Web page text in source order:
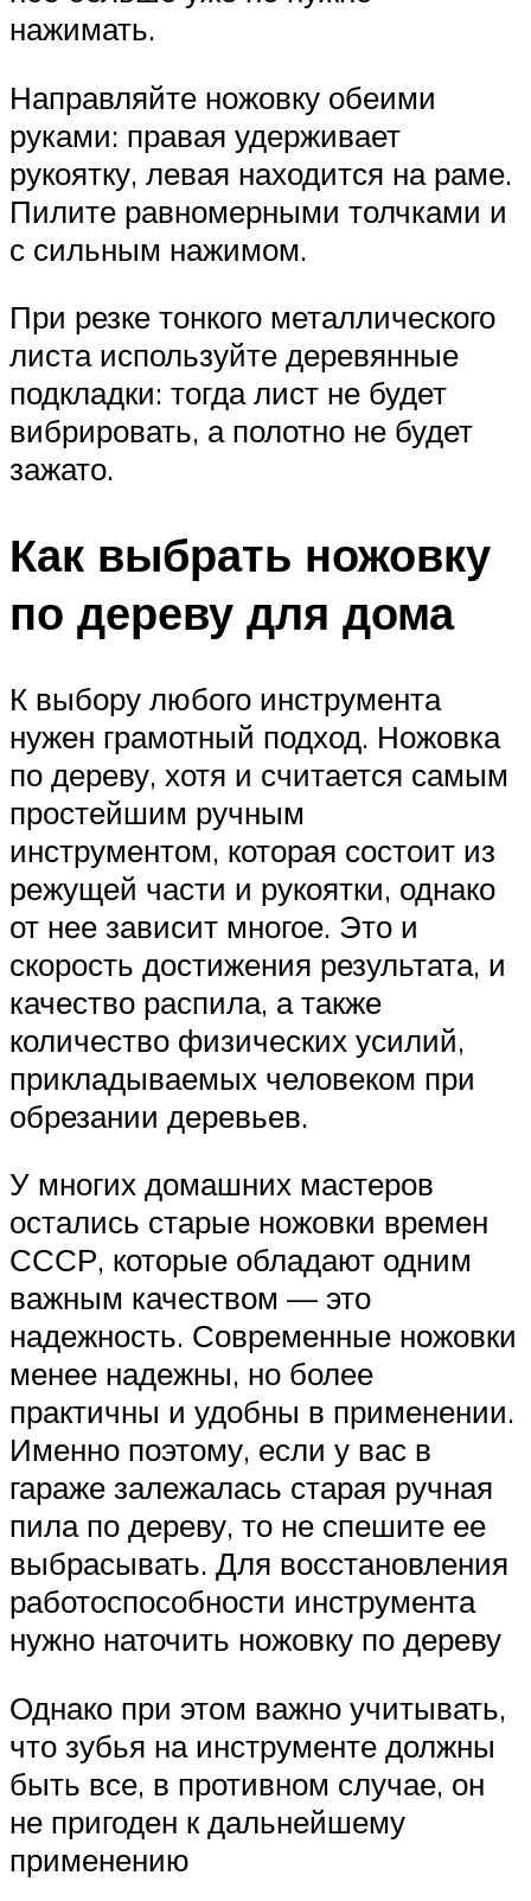
нажимать.
Направляйте ножовку обеими
руками: правая удерживает
рукоятку, левая находится на раме.
Пилите равномерными толчками и
с сильным нажимом.
При резке тонкого металлического
листа используйте деревянные
подкладки: тогда лист не будет
вибрировать, а полотно не будет
зажато.
Как выбрать ножовку
по дереву для дома
К выбору любого инструмента
нужен грамотный подход. Ножовка
по дереву, хотя и считается самым
простейшим ручным
инструментом, которая состоит из
режущей части и рукоятки, однако
от нее зависит многое. Это и
скорость достижения результата, и
качество распила, а также
количество физических усилий,
прикладываемых человеком при
обрезании деревьев.
У многих домашних мастеров
остались старые ножовки времен
СССР, которые обладают одним
важным качеством — это
надежность. Современные ножовки
менее надежны, но более
практичны и удобны в применении.
Именно поэтому, если у вас в
гараже залежалась старая ручная
пила по дереву, то не спешите ее
выбрасывать. Для восстановления
работоспособности инструмента
нужно наточить ножовку по дереву
Однако при этом важно учитывать,
что зубья на инструменте должны
быть все, в противном случае, он
не пригоден к дальнейшему
применению